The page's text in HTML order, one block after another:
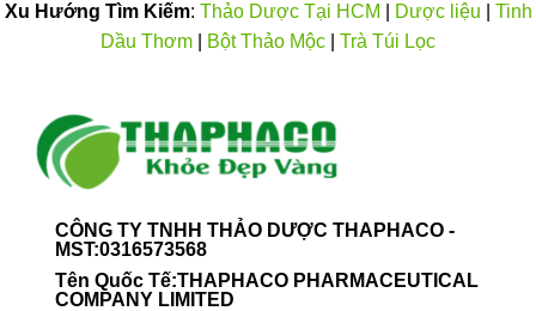
nhiều
biến
tùy
chọn
có
được
chọn
trên
trang
Xu Hướng Tìm Kiếm: Thảo Dược Tại HCM Dược liệu
Tinh
Dầu Thơm
Bột Thảo Mộc Trà Túi Lọc
CÔNG TY TNHH THẢO DƯỢC THAPHACO -
MST:0316573568
Tên Quốc Tế:THAPHACO PHARMACEUTICAL
COMPANY LIMITED